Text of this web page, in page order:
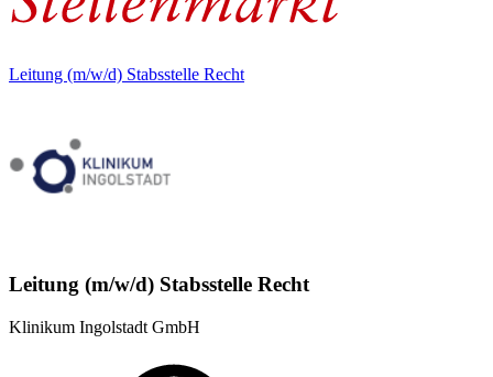
Leitung (m/w/d) Stabsstelle Recht
Leitung (m/w/d) Stabsstelle Recht
Klinikum Ingolstadt GmbH